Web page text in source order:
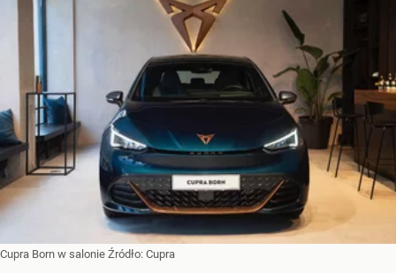
Cupra Born w salonie Źródło: Cupra